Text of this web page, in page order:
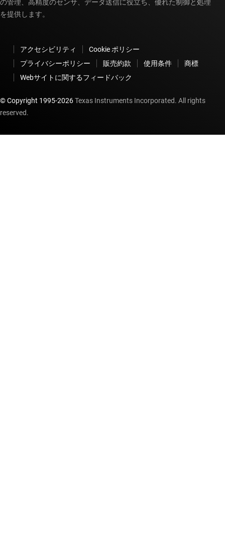
の管理、高精度のセンサ、データ送信に役立ち、優れた制御と処理
を提供します。
アクセシビリティ
Cookie ポリシー
プライバシーポリシー
販売約款 使用条件
商標
Webサイトに関するフィードバック
© Copyright 1995-2026Texas Instruments Incorporated. All rights
reserved.